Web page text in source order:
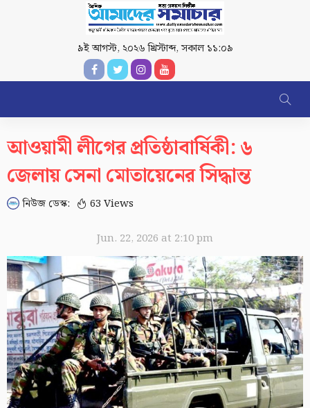
৯ই আগস্ট, ২০২৬ খ্রিস্টাব্দ,সকাল ১১:০৯
আওয়ামী লীগের প্রতিষ্ঠাবার্ষিকী: ৬
জেলায় সেনা মোতায়েনের সিদ্ধান্ত
নিউজ ডেস্ক: 63 Views
Jun. 22, 2026 at 2:10 pm